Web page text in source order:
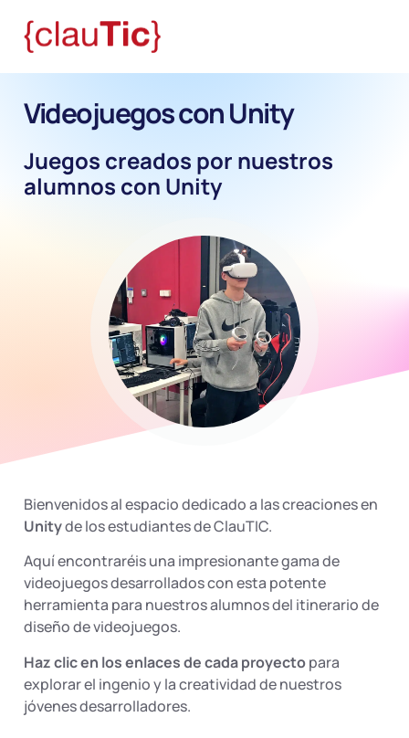
Videojuegos con Unity
Juegos creados por nuestros
alumnos con Unity
Bienvenidos al espacio dedicado a las creaciones en
Unityde los estudiantes de ClauTIC.
Aquí encontraréis una impresionante gama de
videojuegos desarrollados con esta potente
herramienta para nuestros alumnos del itinerario de
diseño de videojuegos.
Haz clic en los enlaces de cada proyectopara
explorar el ingenio y la creatividad de nuestros
jóvenes desarrolladores.